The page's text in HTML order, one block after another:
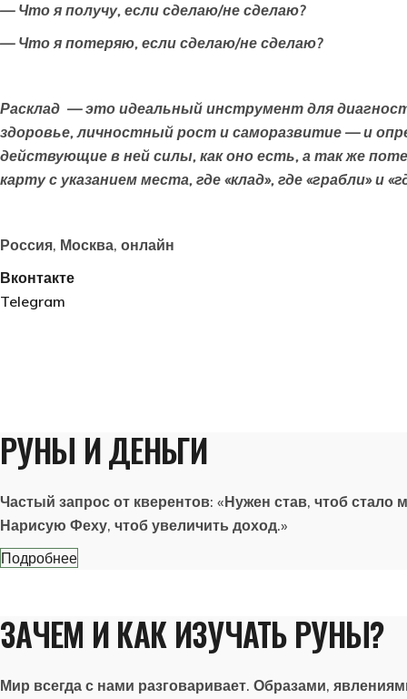
— Что я получу, если сделаю/не сделаю?
— Что я потеряю, если сделаю/не сделаю?
Расклад — это идеальный инструмент для
здоровье, личностный рост и саморазвитие — и
действующие в ней силы, как оно есть, а так же
карту с указанием места, где «клад», где «грабли» и
Россия, Москва, онлайн
Вконтакте
Telegram
РУНЫ И ДЕНЬГИ
Частый запрос от кверентов: «Нужен став, чтоб
Нарисую Феху, чтоб увеличить доход.»
Подробнее
ЗАЧЕМ И КАК ИЗУЧАТЬ РУНЫ?
Мир всегда с нами разговаривает. Образами,